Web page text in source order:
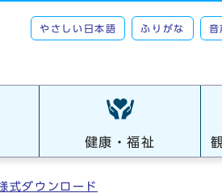
やさしい日本語 ふりがな 音
健康・福祉
式ダウンロード